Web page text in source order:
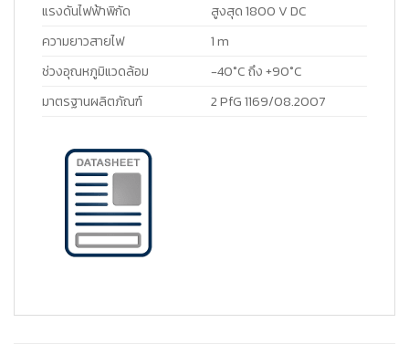
แรงดันไฟฟ้าพิกัด
สูงสุด 1800 V DC
ความยาวสายไฟ
1 m
ช่วงอุณหภูมิแวดล้อม
-40°C ถึง +90°C
มาตรฐานผลิตภัณฑ์
2 PfG 1169/08.2007